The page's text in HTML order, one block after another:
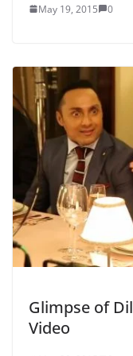
May 19, 2015 0
Glimpse of
Video